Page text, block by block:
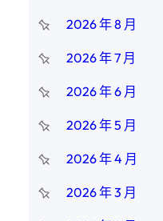
2026 年 8 月
2026 年 7 月
2026 年 6 月
2026 年 5 月
2026 年 4 月
2026 年 3 月